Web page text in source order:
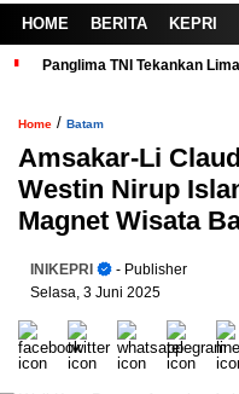
HOME BERITA KEPRI
Panglima TNI Tekankan
Home / Batam
Amsakar-Li
Westin Nirup
Magnet Wisata
INIKEPRI
- Publisher
Selasa, 3 Juni 2025